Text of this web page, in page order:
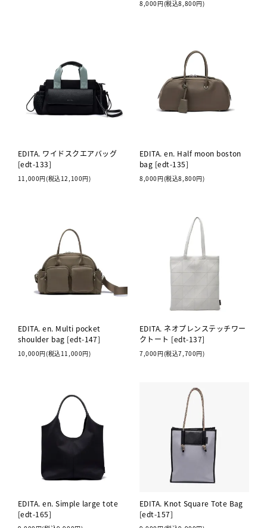
8,000円(税込8,800円)
EDITA. ワイドスクエアバッグ
[edt-133]
11,000円(税込12,100円)
EDITA. en. Half moon boston
bag [edt-135]
8,000円(税込8,800円)
EDITA. en. Multi pocket
shoulder bag [edt-147]
10,000円(税込11,000円)
EDITA. ネオプレンステッチワー
クトート [edt-137]
7,000円(税込7,700円)
EDITA. en. Simple large tote
[edt-165]
EDITA. Knot Square Tote Bag
[edt-157]